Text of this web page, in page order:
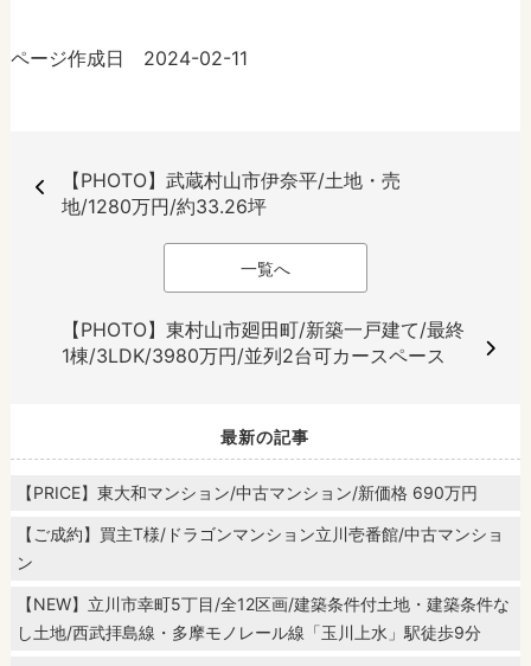
ページ作成日 2024-02-11
【PHOTO】武蔵村山市伊奈平/土地・売
地/1280万円/約33.26坪
一覧へ
【PHOTO】東村山市廻田町/新築一戸建て/最終
1棟/3LDK/3980万円/並列2台可カースペース
最新の記事
【PRICE】東大和マンション/中古マンション/新価格 690万円
【ご成約】買主T様/ドラゴンマンション立川壱番館/中古マンショ
ン
【NEW】立川市幸町5丁目/全12区画/建築条件付土地・建築条件な
し土地/西武拝島線・多摩モノレール線「玉川上水」駅徒歩9分